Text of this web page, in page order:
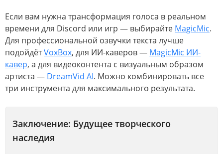
Если вам нужна трансформация голоса в реальном
времени для Discord или игр — выбирайте MagicMic.
Для профессиональной озвучки текста лучше
подойдётVoxBox, для ИИ-каверов — MagicMic ИИ-
кавер, а для видеоконтента с визуальным образом
артиста — DreamVid AI. Можно комбинировать все
три инструмента для максимального результата.
Заключение: Будущее творческого
наследия